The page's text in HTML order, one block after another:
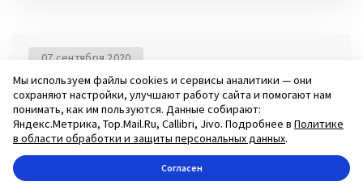
Дарья
07 сентября 2020
Константин Анатольевич, вы самый лучший
экзамена (город) в гаи, ни секунды не пожалела о
Мы используем файлы cookies и сервисы аналитики — они
сохраняют настройки, улучшают работу сайта и помогают нам
понимать, как им пользуются. Данные собирают:
Яндекс.Метрика, Top.Mail.Ru, Callibri, Jivo. Подробнее в Политике
в области обработки и защиты персональных данных.
Согласен